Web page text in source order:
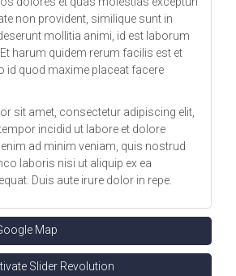
non provident, similique sunt in
mollitia animi, id est laborum
harum quidem rerum facilis est et
id quod maxime placeat facere
sit amet, consectetur adipiscing elit,
incidid ut labore et dolore
ad minim veniam, quis nostrud
laboris nisi ut aliquip ex ea
Duis aute irure dolor in repe.
Map
Slider Revolution